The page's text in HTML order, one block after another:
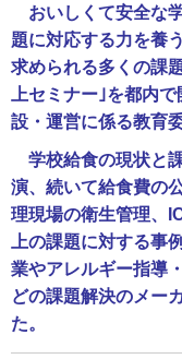
おいしくて安全な
題に対応する力を養
求められる多くの課
上セミナー｣を都内
設・運営に係る教育
学校給食の現状と
演、続いて給食費の
理現場の衛生管理、
上の課題に対する事
業やアレルギー指導
どの課題解決のメー
た。